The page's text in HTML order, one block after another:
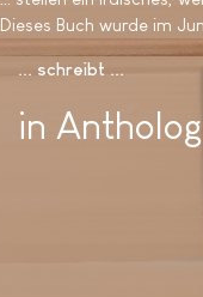
Dieses Buch wurde im
... schreibt ..
in